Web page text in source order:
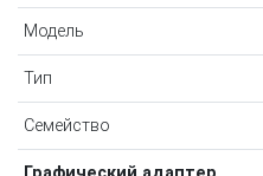
Модель
Тип
Семейство